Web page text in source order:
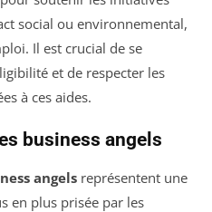
social ou environnemental,
Il est crucial de se
et de respecter les
à ces aides.
business angels
angels représentent une
en plus prisée par les